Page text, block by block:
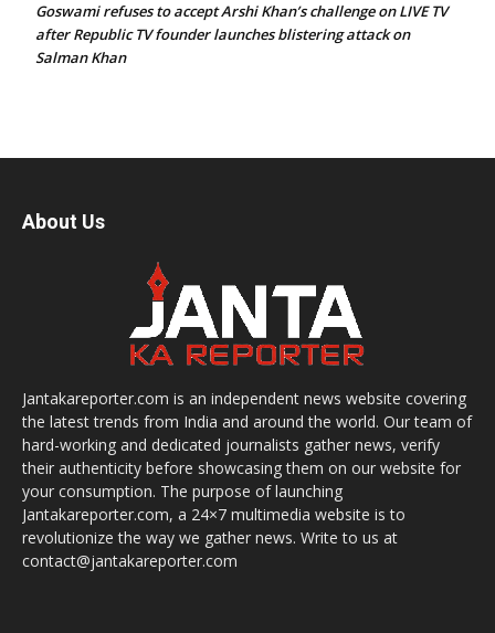
Goswami refuses to accept Arshi Khan’s challenge on LIVE TV
after Republic TV founder launches blistering attack on
Salman Khan
About Us
Jantakareporter.com is an independent news website covering
the latest trends from India and around the world. Our team of
hard-working and dedicated journalists gather news, verify
their authenticity before showcasing them on our website for
your consumption. The purpose of launching
Jantakareporter.com, a 24×7 multimedia website is to
revolutionize the way we gather news. Write to us at
contact@jantakareporter.com